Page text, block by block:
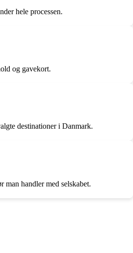
hele processen.
og gavekort.
destinationer i Danmark.
handler med selskabet.